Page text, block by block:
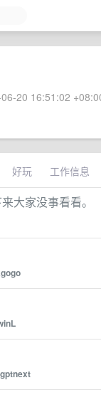
20 16:51:02
好玩 工作信息
大家没事看看。